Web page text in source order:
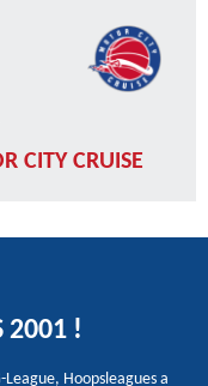
CITY CRUISE
2001 !
Hoopsleagues a